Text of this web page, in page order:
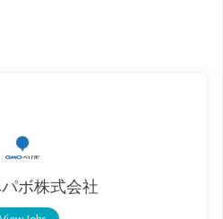
ボ株式会社